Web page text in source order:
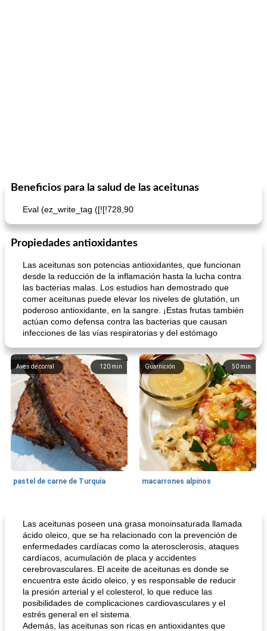
Beneficios para la salud de las aceitunas
Eval (ez_write_tag ([![!728,90
Propiedades antioxidantes
Las aceitunas son potencias antioxidantes, que funcionan
desde la reducción de la inflamación hasta la lucha contra
las bacterias malas. Los estudios han demostrado que
comer aceitunas puede elevar los niveles de glutatión, un
poderoso antioxidante, en la sangre. ¡Estas frutas también
actúan como defensa contra las bacterias que causan
infecciones de las vías respiratorias y del estómago
120 min
Aves de corral
pastel de carne de Turquía
50 min
Guarnición
macarrones alpinos
Las aceitunas poseen una grasa monoinsaturada llamada
ácido oleico, que se ha relacionado con la prevención de
enfermedades cardíacas como la aterosclerosis, ataques
cardíacos, acumulación de placa y accidentes
cerebrovasculares. El aceite de aceitunas es donde se
encuentra este ácido oleico, y es responsable de reducir
la presión arterial y el colesterol, lo que reduce las
posibilidades de complicaciones cardiovasculares y el
estrés general en el sistema.
Además, las aceitunas son ricas en antioxidantes que